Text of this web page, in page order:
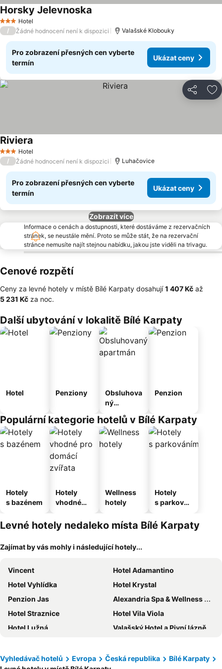
3 Počet hvězdiček
Hotel
Horsky Jelevnoska
/ Žádné hodnocení není k dispozici Valašské Klobouky
Pro zobrazení přesných cen vyberte
termín
Ukázat ceny
Sdílet
3 Počet hvězdiček
Hotel
Riviera
/ Žádné hodnocení není k dispozici Luhačovice
Pro zobrazení přesných cen vyberte
termín
Ukázat ceny
Zobrazít více
Informace o cenách a dostupnosti, které dostáváme z rezervačních
stránek, se neustále mění. Proto se může stát, že na rezervační
stránce nemusíte najít stejnou nabídku, jakou jste viděli na trivagu.
Cenové rozpětí
Ceny za levné hotely v místě Bílé Karpaty dosahují‎1 407 Kč až
‎5 231 Kč za noc.
Další ubytování v lokalitě Bílé Karpaty
Hotel Penziony
Obsluhova
ný
Penzion
Populární kategorie hotelů v Bílé Karpaty
Hotely
s bazénem
Hotely
vhodné
domácí
zvířata
Wellness
hotely
Hotely
s parkován
Levné hotely nedaleko místa Bílé Karpaty
Zajímat by vás mohly i následující hotely...
Vincent
Hotel Adamantino
Hotel Vyhlídka
Hotel Krystal
Penzion Jas
Alexandria Spa & Wellness Hotel
Hotel Straznice
Hotel Vila Viola
Hotel Lužná
Valašský Hotel a Pivní lázně OGAR
Hotel Pod Věží
Hotel Ambra
Vyhledávač hotelů Evropa Česká republika
Bílé Karpaty